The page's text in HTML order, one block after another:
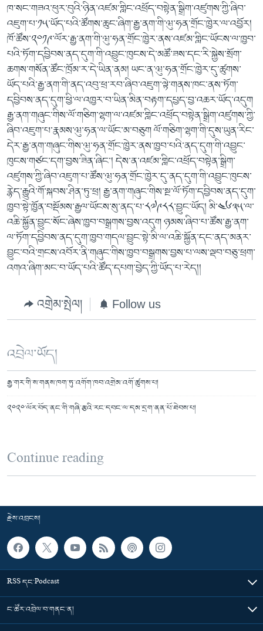
ཁ་སང་གཟའ་ཕུར་བུའི་ཉིན་འཛམ་གླིང་འཕྲོད་བསྟེན་སྒྲིག་འཛུགས་ཀྱི་ཞིབ་
འཇུག་པ་༡༥་ཡོད་པའི་ཚོགས་ཆུང་ཞིག་རྒྱ་ནག་གི་ཝུ་ཧན་གྲོང་ཁྱེར་ལ་འབྱོར།
ཁོ་ཚོས་༢༠༡༩་ལོར་རྒྱ་ནག་གི་ཝུ་ཧན་གྲོང་ཁྱེར་ནས་འཛམ་གླིང་ཡོངས་ལ་ཁྱབ་
པའི་ཏོག་དབྱིབས་ནད་དུག་གི་འབྱུང་ཁུངས་དེ་མཚོ་ཟས་དང་རི་སྐྱེས་སྲོག་
ཆགས་གསོན་ཚོང་ཁྲོམ་ར་དེ་ཡིན་ནམ། ཡང་ན་ཝུ་ཧན་གྲོང་ཁྱེར་དུ་ཚུགས་
ཡོད་པའི་རྒྱ་ནག་གི་ནད་འབུ་ཕྲ་རབ་ཞིབ་འཇུག་ལྟེ་གནས་ཁང་ནས་ཏོག་
དབྱིབས་ནད་དུག་ཕྱི་ལ་འཁྱར་བ་ཡིན་མིན་བརྟག་དཔྱད་བྱ་འཆར་ཡོད་འདུག
རྒྱ་ནག་གཞུང་གིས་ལོ་གཅིག་ལྷག་ལ་འཛམ་གླིང་འཕྲོད་བསྟེན་སྒྲིག་འཛུགས་ཀྱི་
ཞིབ་འཇུག་པ་རྣམས་ཝུ་ཧན་ལ་ཡོང་མ་བཅུག ལོ་གཅིག་ལྷག་གི་དུས་ཡུན་རིང་
དེར་རྒྱ་ནག་གཞུང་གིས་ཝུ་ཧན་གྲོང་ཁྱེར་ནས་ཁྱབ་པའི་ནད་དུག་གི་འབྱུང་
ཁུངས་གཙང་དག་བྱས་ཟིན་ཞིང་། དེས་ན་འཛམ་གླིང་འཕྲོད་བསྟེན་སྒྲིག་
འཛུགས་ཀྱི་ཞིབ་འཇུག་པ་ཚོས་ཝུ་ཧན་གྲོང་ཁྱེར་དུ་ནད་དུག་གི་འབྱུང་ཁུངས་
རྙེད་རྒྱུའི་གོ་སྐབས་ཤིན་ཏུ་ཕྲ། རྒྱ་ནག་གཞུང་གིས་སྔ་ལོ་ཏོག་དབྱིབས་ནད་དུག་
ཁྱབ་སྟེ་ཁྱོན་བསྡོམས་རྒྱལ་ཡོངས་སུ་ནད་པ་༨༧༩༨༨་བྱུང་ཡོད། མི་༤༦༣༥་ལ་
འཆི་སྐྱོན་བྱུང་སོང་ཞེས་ཁྱབ་བསྒྲགས་བྱས་འདུག ཉམས་ཞིབ་པ་ཚོས་རྒྱ་ནག་
ལ་ཏོག་དབྱིབས་ནད་དུག་ཁྱབ་གདལ་བྱུང་སྟེ་མི་ལ་འཆི་སྐྱོན་དང་ནད་མནར་
བྱུང་བའི་གྲངས་འབོར་ནི་གཞུང་གིས་ཁྱབ་བསྒྲགས་བྱས་པ་ལས་ལྡབ་བཅུ་ཕྲག་
འགའ་ཞིག་མང་བ་ཡོད་པའི་ཚོད་དཔག་བྱེད་ཀྱི་ཡོད་པ་རེད།།
འགྲེམ་སྤེལ། Follow us
འབྲེལ་ཡོད།
རྒྱ་གར་གི་ས་གནས་ཁག་ཏུ་འགོག་ཁབ་འགྲེམ་འགོ་ཚུགས་པ།
༢༠༢༠་ལོར་བོད་ནང་གི་གཞི་རྩའི་རང་དབང་ལ་དམ་དྲག་ནན་པོ་ཐེབས་པ།
Continue reading
རྗེས་འབྲངས།
RSS དང་Podcast
ང་ཚོར་འབྲེལ་བ་གནང་ན།